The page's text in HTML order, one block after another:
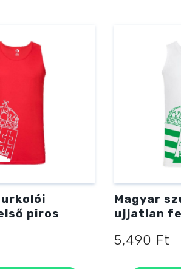
piros
Magyar
ujjatlan
5,490 Ft